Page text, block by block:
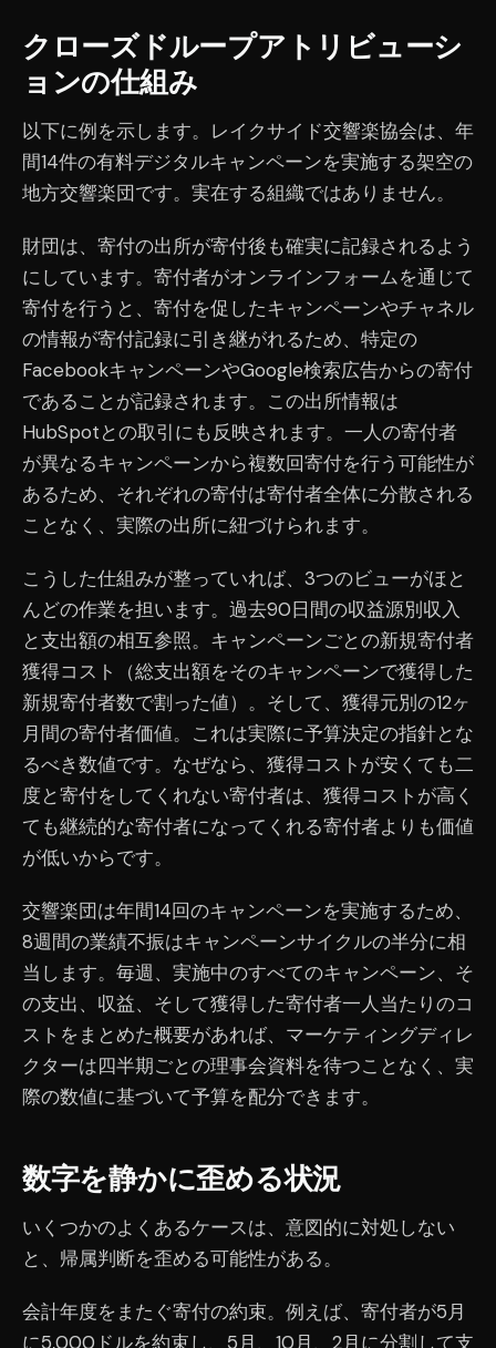
クローズドループアトリビューシ
ョンの仕組み
以下に例を示します。レイクサイド交響楽協会は、年
間14件の有料デジタルキャンペーンを実施する架空の
地方交響楽団です。実在する組織ではありません。
財団は、寄付の出所が寄付後も確実に記録されるよう
にしています。寄付者がオンラインフォームを通じて
寄付を行うと、寄付を促したキャンペーンやチャネル
の情報が寄付記録に引き継がれるため、特定の
FacebookキャンペーンやGoogle検索広告からの寄付
であることが記録されます。この出所情報は
HubSpotとの取引にも反映されます。一人の寄付者
が異なるキャンペーンから複数回寄付を行う可能性が
あるため、それぞれの寄付は寄付者全体に分散される
ことなく、実際の出所に紐づけられます。
こうした仕組みが整っていれば、3つのビューがほと
んどの作業を担います。過去90日間の収益源別収入
と支出額の相互参照。キャンペーンごとの新規寄付者
獲得コスト（総支出額をそのキャンペーンで獲得した
新規寄付者数で割った値）。そして、獲得元別の12ヶ
月間の寄付者価値。これは実際に予算決定の指針とな
るべき数値です。なぜなら、獲得コストが安くても二
度と寄付をしてくれない寄付者は、獲得コストが高く
ても継続的な寄付者になってくれる寄付者よりも価値
が低いからです。
交響楽団は年間14回のキャンペーンを実施するため、
8週間の業績不振はキャンペーンサイクルの半分に相
当します。毎週、実施中のすべてのキャンペーン、そ
の支出、収益、そして獲得した寄付者一人当たりのコ
ストをまとめた概要があれば、マーケティングディレ
クターは四半期ごとの理事会資料を待つことなく、実
際の数値に基づいて予算を配分できます。
数字を静かに歪める状況
いくつかのよくあるケースは、意図的に対処しない
と、帰属判断を歪める可能性がある。
会計年度をまたぐ寄付の約束。例えば、寄付者が5月
に5,000ドルを約束し、5月、10月、2月に分割して支